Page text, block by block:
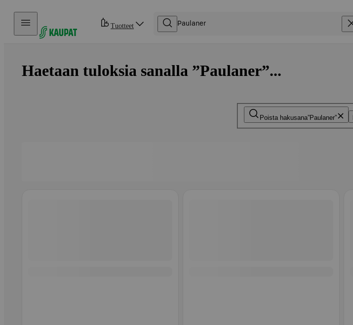
Hyppää sisältöön
Tuotteet
Haetaan tuloksia sanalla ”Paulaner”...
Poista hakusana Paulaner